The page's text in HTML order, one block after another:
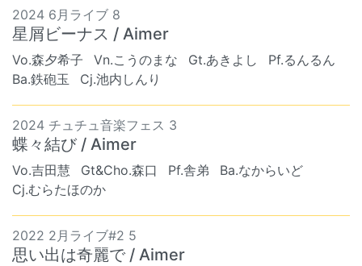
2024 6月ライブ 8
星屑ビーナス / Aimer
Vo.森夕希子 Vn.こうのまな Gt.あきよし
Pf.るんるん
Ba.鉄砲玉
Cj.池内しんり
2024 チュチュ音楽フェス 3
蝶々結び / Aimer
Vo.吉田慧 Gt&Cho.森口 Pf.舎弟
Ba.なからいど
Cj.むらたほのか
2022 2月ライブ#2 5
思い出は奇麗で / Aimer